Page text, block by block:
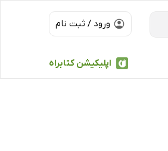
ورود / ثبت نام
اپلیکیشن کتابراه